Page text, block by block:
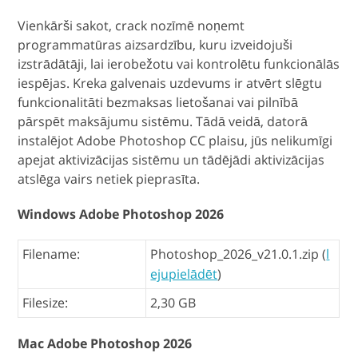
Vienkārši sakot, crack nozīmē noņemt
programmatūras aizsardzību, kuru izveidojuši
izstrādātāji, lai ierobežotu vai kontrolētu funkcionālās
iespējas. Kreka galvenais uzdevums ir atvērt slēgtu
funkcionalitāti bezmaksas lietošanai vai pilnībā
pārspēt maksājumu sistēmu. Tādā veidā, datorā
instalējot Adobe Photoshop CC plaisu, jūs nelikumīgi
apejat aktivizācijas sistēmu un tādējādi aktivizācijas
atslēga vairs netiek pieprasīta.
Windows Adobe Photoshop 2026
Filename: Photoshop_2026_v21.0.1.zip (l
ejupielādēt)
Filesize:
2,30 GB
Mac Adobe Photoshop 2026